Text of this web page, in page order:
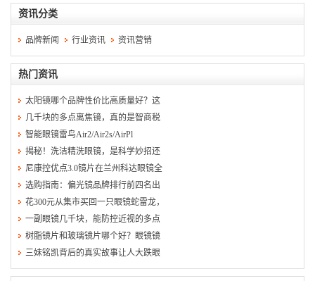
资讯分类
品牌新闻 行业资讯 资讯营销
热门资讯
太阳镜哪个品牌性价比高质量好？这
几千块的多点离焦镜，真的是智商税
智能眼镜雷鸟Air2/Air2s/AirPl
揭秘！洗洁精洗眼镜，是科学妙招还
尼康控优点3.0镜片在兰州科达眼镜全
选购指南：偏光镜品牌排行前四名出
花300元从集市买回一只眼镜蛇雷龙，
一副眼镜几千块，能防控近视的多点
树脂镜片和玻璃镜片哪个好？眼镜镜
三妹铭凯背后的真实故事让人大跌眼